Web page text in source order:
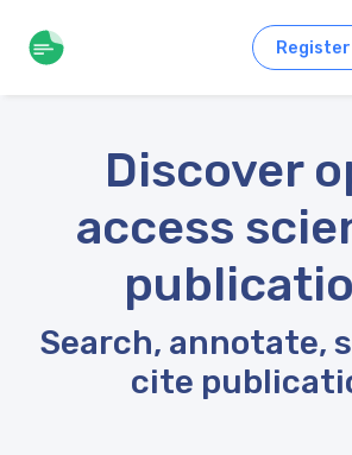
Register
Discover
access
Search, annotate,
cite